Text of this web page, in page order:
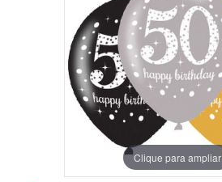
Clique para ampliar